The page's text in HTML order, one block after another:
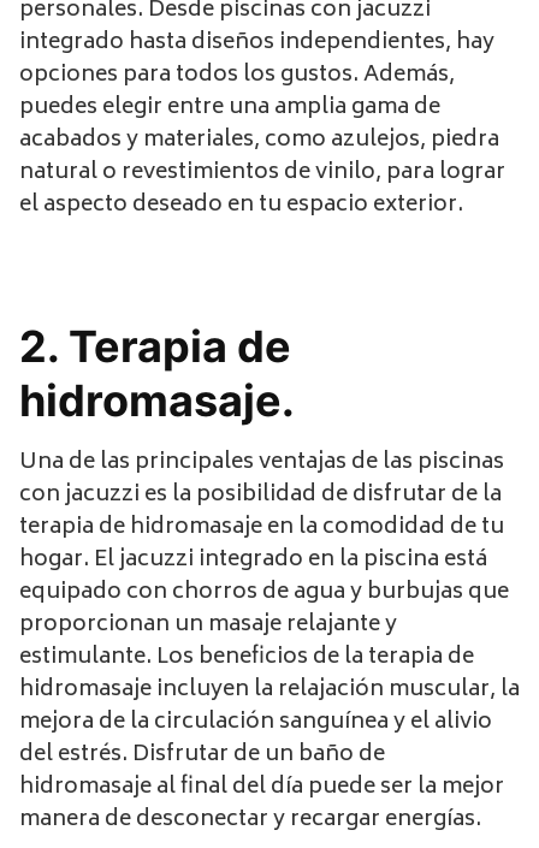
personales. Desde piscinas con jacuzzi
integrado hasta diseños independientes, hay
opciones para todos los gustos. Además,
puedes elegir entre una amplia gama de
acabados y materiales, como azulejos, piedra
natural o revestimientos de vinilo, para lograr
el aspecto deseado en tu espacio exterior.
2. Terapia de
hidromasaje.
Una de las principales ventajas de las piscinas
con jacuzzi es la posibilidad de disfrutar de la
terapia de hidromasaje en la comodidad de tu
hogar. El jacuzzi integrado en la piscina está
equipado con chorros de agua y burbujas que
proporcionan un masaje relajante y
estimulante. Los beneficios de la terapia de
hidromasaje incluyen la relajación muscular, la
mejora de la circulación sanguínea y el alivio
del estrés. Disfrutar de un baño de
hidromasaje al final del día puede ser la mejor
manera de desconectar y recargar energías.